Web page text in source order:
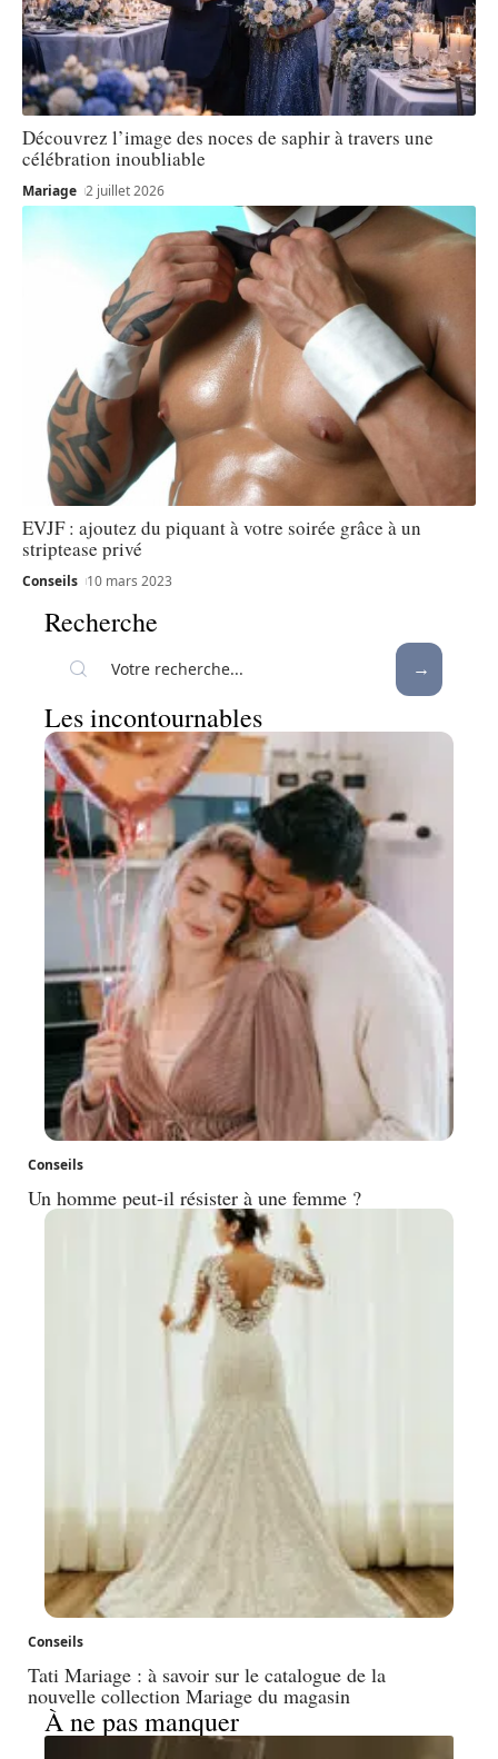
Découvrez l’image des noces de saphir à travers une
célébration inoubliable
Mariage 2 juillet 2026
EVJF : ajoutez du piquant à votre soirée grâce à un
striptease privé
Conseils 10 mars 2023
Recherche
Les incontournables
Conseils
Un homme peut-il résister à une femme ?
Conseils
Tati Mariage : à savoir sur le catalogue de la
nouvelle collection Mariage du magasin
À ne pas manquer